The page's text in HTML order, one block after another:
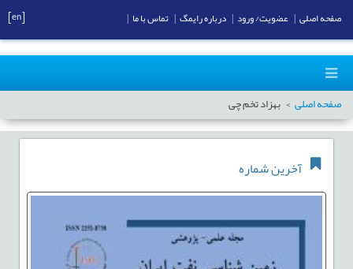
صفحه اصلی بهزاد تخم چی
آخرین شماره
صفحه اصلی عضویت/ ورود درباره رایمگ تماس با ما